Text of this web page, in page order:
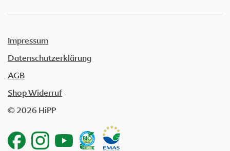
Impressum
Datenschutzerklärung
AGB
Shop Widerruf
© 2026 HiPP